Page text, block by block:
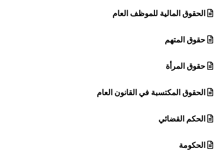
الحقوق المالية للموظف العام
حقوق المتهم
حقوق المرأة
الحقوق المكتسبة في القانون العام
الحكم القضائي
الحكومة